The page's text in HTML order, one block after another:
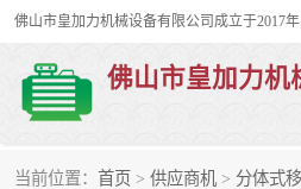
佛山市皇加力机
当前位置： 首页 > 供应商机 > 分体式